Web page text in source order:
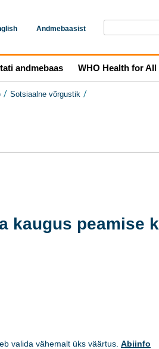
Andmebaasist
andmebaas WHO Health for
/ Sotsiaalne võrgustik /
kaugus peamise
valida vähemalt üks väärtus. Abiinfo